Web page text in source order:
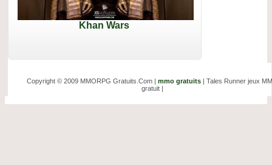
Khan Wars
Copyright © 2009 MMORPG Gratuits.Com | mmo gratuits | Tales Runner jeux
gratuit |